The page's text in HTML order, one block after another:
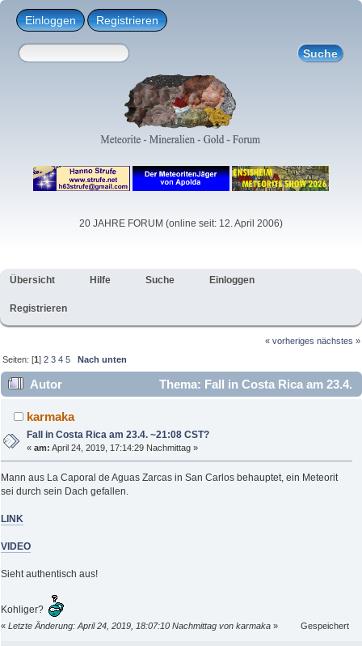
Einloggen Registrieren
20 JAHRE FORUM (online seit: 12. April 2006)
Übersicht Hilfe Suche Einloggen
Registrieren
« vorheriges nächstes »
Seiten: [1]2 3 4 5 Nach unten
Autor
Thema: Fall in Costa Rica am 23.4.
~21:08 CST? (Gelesen 21949 mal)
karmaka
Fall in Costa Rica am 23.4. ~21:08 CST?
«am: April 24, 2019, 17:14:29 Nachmittag »
Mann aus La Caporal de Aguas Zarcas in San Carlos behauptet, ein Meteorit
sei durch sein Dach gefallen.
LINK
VIDEO
Sieht authentisch aus!
Kohliger?
« Letzte Änderung: April 24, 2019, 18:07:10 Nachmittag von karmaka » Gespeichert